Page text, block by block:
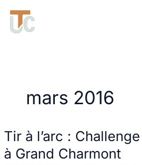
contenu
mars 2016
Tir à l’arc :
à Grand Charmont